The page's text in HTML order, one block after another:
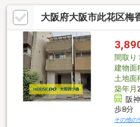
大阪府大阪市此花区梅
間取り
建物面
土地面
築年月
阪
歩8分
その他の